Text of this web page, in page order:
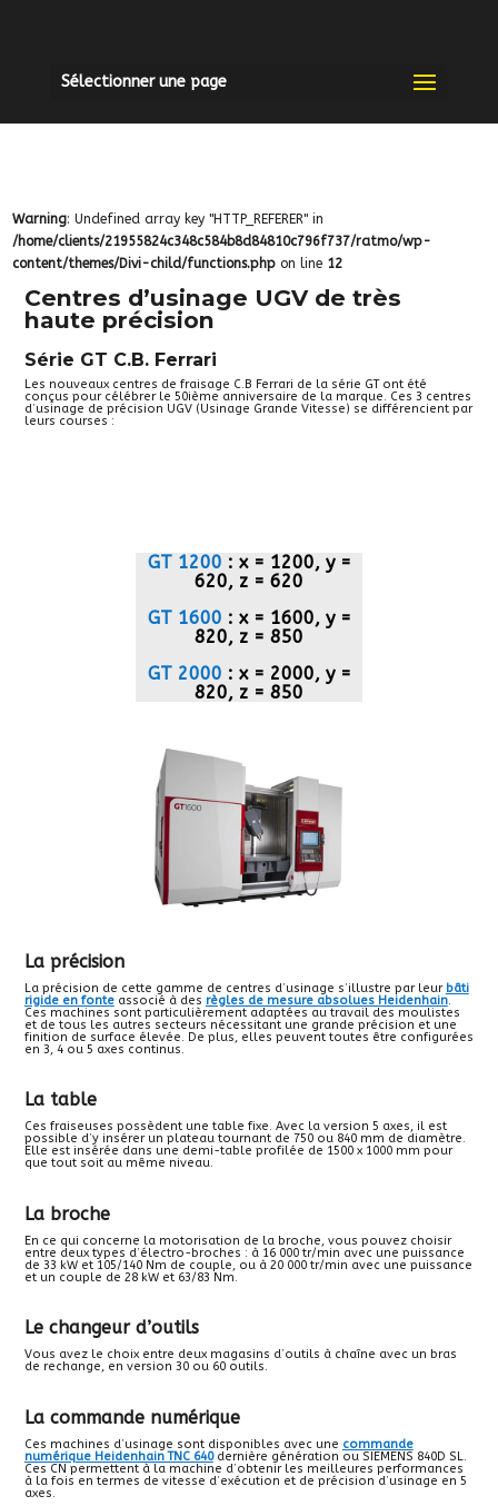
Sélectionner une page
Warning: Undefined array key "HTTP_REFERER" in
/home/clients/21955824c348c584b8d84810c796f737/ratmo/wp-
content/themes/Divi-child/functions.php on line 12
Centres d’usinage UGV de très
haute précision
Série GT C.B. Ferrari
Les nouveaux centres de fraisage C.B Ferrari de la série GT ont été
conçus pour célébrer le 50ième anniversaire de la marque. Ces 3 centres
d’usinage de précision UGV (Usinage Grande Vitesse) se différencient par
leurs courses :
GT 1200 : x = 1200, y =
620, z = 620
GT 1600 : x = 1600, y =
820, z = 850
GT 2000 : x = 2000, y =
820, z = 850
La précision
La précision de cette gamme de centres d’usinage s’illustre par leur bâti
rigide en fonteassocié à des règles de mesure absolues Heidenhain.
Ces machines sont particulièrement adaptées au travail des moulistes
et de tous les autres secteurs nécessitant une grande précision et une
finition de surface élevée. De plus, elles peuvent toutes être configurées
en 3, 4 ou 5 axes continus.
La table
Ces fraiseuses possèdent une table fixe. Avec la version 5 axes, il est
possible d’y insérer un plateau tournant de 750 ou 840 mm de diamètre.
Elle est insérée dans une demi-table profilée de 1500 x 1000 mm pour
que tout soit au même niveau.
La broche
En ce qui concerne la motorisation de la broche, vous pouvez choisir
entre deux types d’électro-broches : à 16 000 tr/min avec une puissance
de 33 kW et 105/140 Nm de couple, ou à 20 000 tr/min avec une puissance
et un couple de 28 kW et 63/83 Nm.
Le changeur d’outils
Vous avez le choix entre deux magasins d’outils à chaîne avec un bras
de rechange, en version 30 ou 60 outils.
La commande numérique
Ces machines d’usinage sont disponibles avec une commande
numérique Heidenhain TNC 640dernière génération ou SIEMENS 840D SL.
Ces CN permettent à la machine d’obtenir les meilleures performances
à la fois en termes de vitesse d’exécution et de précision d’usinage en 5
axes.